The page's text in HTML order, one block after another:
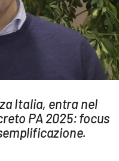
Italia, entra nel
PA 2025: focus